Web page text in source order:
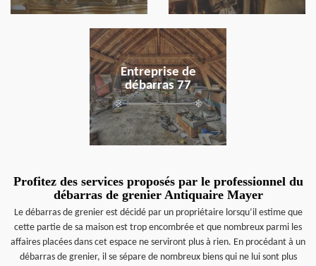
Entreprise de
débarras 77
en savoir plus
Profitez des services proposés par le professionnel du
débarras de grenier Antiquaire Mayer
Le débarras de grenier est décidé par un propriétaire lorsqu’il estime que
cette partie de sa maison est trop encombrée et que nombreux parmi les
affaires placées dans cet espace ne serviront plus à rien. En procédant à un
débarras de grenier, il se sépare de nombreux biens qui ne lui sont plus